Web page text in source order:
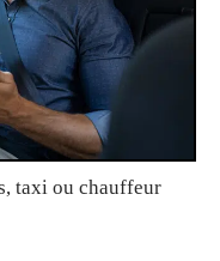
taxi ou chauffeur